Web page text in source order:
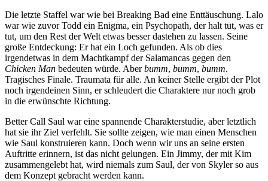
Die letzte Staffel war wie bei Breaking Bad eine Enttäuschung. Lalo
war wie zuvor Todd ein Enigma, ein Psychopath, der halt tut, was er
tut, um den Rest der Welt etwas besser dastehen zu lassen. Seine
große Entdeckung: Er hat ein Loch gefunden. Als ob dies
irgendetwas in dem Machtkampf der Salamancas gegen den
Chicken Man bedeuten würde. Aberbumm, bumm, bumm.
Tragisches Finale. Traumata für alle. An keiner Stelle ergibt der Plot
noch irgendeinen Sinn, er schleudert die Charaktere nur noch grob
in die erwünschte Richtung.
Better Call Saul war eine spannende Charakterstudie, aber letztlich
hat sie ihr Ziel verfehlt. Sie sollte zeigen, wie man einen Menschen
wie Saul konstruieren kann. Doch wenn wir uns an seine ersten
Auftritte erinnern, ist das nicht gelungen. Ein Jimmy, der mit Kim
zusammengelebt hat, wird niemals zum Saul, der von Skyler so aus
dem Konzept gebracht werden kann.